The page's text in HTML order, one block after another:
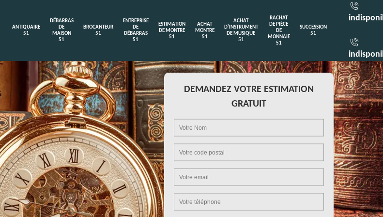
ANTIQUAIRE
51
DÉBARRAS
DE
MAISON
51
BROCANTEUR
51
ENTREPRISE
DE
DÉBARRAS
51
ESTIMATION
DE MONTRE
51
ACHAT
MONTRE
51
ACHAT
D'INSTRUMENT
DE MUSIQUE
51
RACHAT
DE PIÈCE
DE
MONNAIE
51
SUCCESSION
51
DEMANDEZ VOTRE ESTIMATION
GRATUIT